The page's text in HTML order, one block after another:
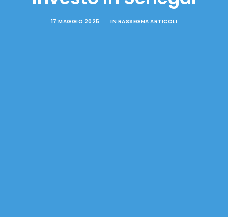
17 MAGGIO 2025 | IN RASSEGNA ARTICOLI